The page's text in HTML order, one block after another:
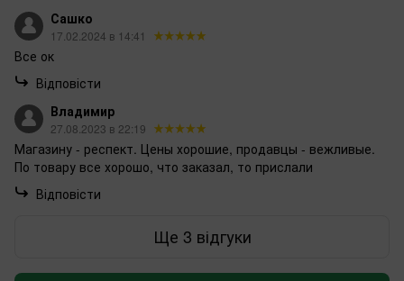
Сашко
17.02.2024 в 14:41
Все ок
Відповісти
Владимир
27.08.2023 в 22:19
Магазину - респект. Цены хорошие, продавцы - вежливые.
По товару все хорошо, что заказал, то прислали
Відповісти
Ще 3 відгуки